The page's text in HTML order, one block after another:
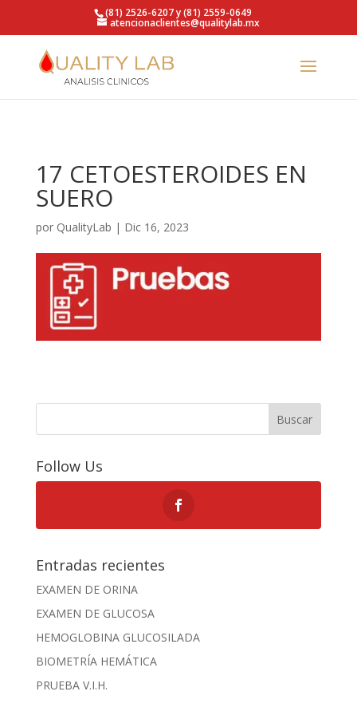
https://qualitylab.mx/(81) 2526-6207 y (81) 2559-0649
atencionaclientes@qualitylab.mx
17 CETOESTEROIDES EN
SUERO
por QualityLab | Dic 16, 2023
Buscar
Follow Us
Entradas recientes
EXAMEN DE ORINA
EXAMEN DE GLUCOSA
HEMOGLOBINA GLUCOSILADA
BIOMETRÍA HEMÁTICA
PRUEBA V.I.H.